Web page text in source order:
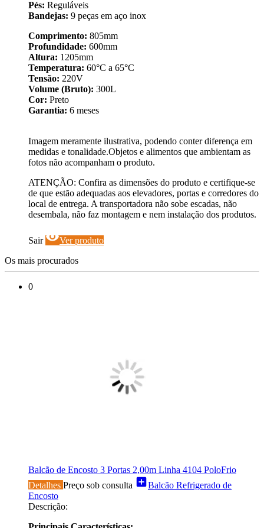
Pés: Reguláveis
Bandejas: 9 peças em aço inox
Comprimento: 805mm
Profundidade: 600mm
Altura: 1205mm
Temperatura: 60°C a 65°C
Tensão: 220V
Volume (Bruto): 300L
Cor: Preto
Garantia: 6 meses
Imagem meramente ilustrativa, podendo conter diferença em
medidas e tonalidade.Objetos e alimentos que ambientam as
fotos não acompanham o produto.
ATENÇÃO: Confira as dimensões do produto e certifique-se
de que estão adequadas aos elevadores, portas e corredores do
local de entrega. A transportadora não sobe escadas, não
desembala, não faz montagem e nem instalação dos produtos.
Sair visibilityVer produto
Os mais procurados
0
Balcão de Encosto 3 Portas 2,00m Linha 4104 PoloFrio
Detalhes Preço sob consulta add_boxBalcão Refrigerado de
Encosto
Descrição: